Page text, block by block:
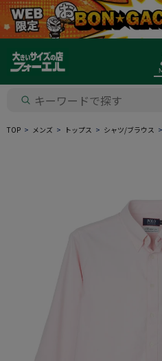
TOP メンズ トップス シャツ/ブラウス